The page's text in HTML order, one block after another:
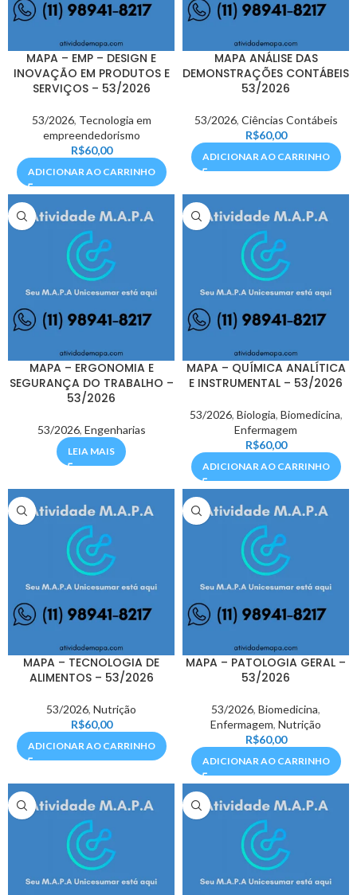
MAPA – EMP – DESIGN E
INOVAÇÃO EM PRODUTOS E
SERVIÇOS – 53/2026
53/2026, Tecnologia em
empreendedorismo
R$60,00
ADICIONAR AO CARRINHO
MAPA ANÁLISE DAS
DEMONSTRAÇÕES CONTÁBEIS
53/2026
53/2026, Ciências Contábeis
R$60,00
ADICIONAR AO CARRINHO
MAPA – ERGONOMIA E
SEGURANÇA DO TRABALHO –
53/2026
53/2026, Engenharias
LEIA MAIS
MAPA – QUÍMICA ANALÍTICA
E INSTRUMENTAL – 53/2026
53/2026, Biologia, Biomedicina,
Enfermagem
R$60,00
ADICIONAR AO CARRINHO
MAPA – TECNOLOGIA DE
ALIMENTOS – 53/2026
53/2026, Nutrição
R$60,00
ADICIONAR AO CARRINHO
MAPA – PATOLOGIA GERAL –
53/2026
53/2026, Biomedicina,
Enfermagem, Nutrição
R$60,00
ADICIONAR AO CARRINHO